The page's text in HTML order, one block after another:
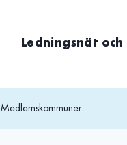
Ledningsnät
Medlemskommuner